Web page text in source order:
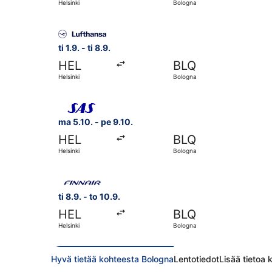
Helsinki Bologna
ti 1.9. - ti 8.9.
HEL
Helsinki
BLQ
Bologna
ma 5.10. - pe 9.10.
HEL
Helsinki
BLQ
Bologna
Valitse lentoyhtiön Scandinavian Airlines
ti 8.9. - to 10.9.
HEL
Helsinki
BLQ
Bologna
Hyvä tietää kohteesta BolognaLentotiedotLisää tietoa